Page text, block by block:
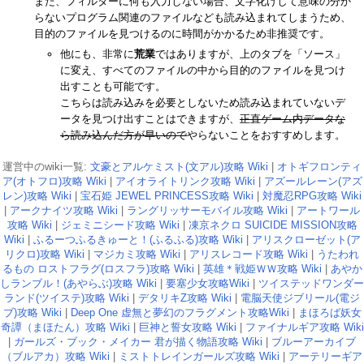
らないプログラム関連のファイルなども読み込まれてしまうため、
目的のファイルを見つけるのに時間がかかるため非推奨です。
他にも、非常に荒業ではありますが、上のタブを「ソース」
に変え、すべてのファイルの中から目的のファイルを見つけ
出すことも可能です。
こちらは読み込みを必要としないため読み込まれていないデ
ータを見つけ出すことはできますが、 正直ゲーム内データな
ら読み込んだ方が早いのでやらないことをおすすめします。
運営中のwiki一覧: 文豪とアルケミスト(文アル)攻略 Wiki | オトギフロンティ
ア(オトフロ)攻略 Wiki | アイオライトリンク攻略 Wiki | アズールレーン(アズ
レン)攻略 Wiki | 宝石姫 JEWEL PRINCESS攻略 Wiki | 対魔忍RPG攻略 Wiki
| アークナイツ攻略 Wiki | ラングリッサーモバイル攻略 Wiki | アートワール
攻略 Wiki | ジェミニシード攻略 Wiki | 凍京ネクロ SUICIDE MISSION攻略
Wiki | ふるーつふるきゅーと！(ふるふる)攻略 Wiki | アリスクローゼット(ア
リクロ)攻略 Wiki | マジカミ攻略 Wiki | アリスレコード攻略 Wiki | うたわれ
るもの ロストフラグ(ロスフラ)攻略 Wiki | 英雄＊戦姫ＷＷ攻略 Wiki | あやか
しランブル！(あやらぶ)攻略 Wiki | 要塞少女攻略Wiki | ツイステッドワンダー
ランド(ツイステ)攻略 Wiki | デタリキZ攻略 Wiki | 電脳天使ジブリール(電ジ
ブ)攻略 Wiki | Deep One 虚無と夢幻のフラグメント攻略Wiki | まほろば妖女
奇譚（まほたん）攻略 Wiki | 巨神と誓女攻略 Wiki | ファイナルギア攻略 Wiki
| ガールズ・ブック・メイカー 君が描く物語攻略 Wiki | ブルーアーカイブ
（ブルアカ）攻略 Wiki | ミストトレインガールズ攻略 Wiki | アーテリーギア